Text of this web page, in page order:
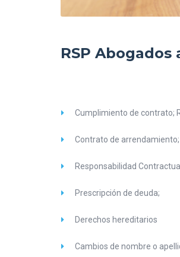
RSP
Cumplimiento de contrato;
Contrato de
Responsabilidad
Prescripción de deuda;
Derechos hereditarios
Cambios de nombre o